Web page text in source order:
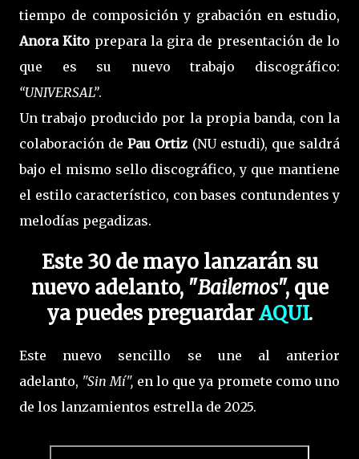
tiempo de composición y grabación en estudio,
Anora Kito prepara la gira de presentación de lo
que es su nuevo trabajo discográfico:
“UNIVERSAL”.
Un trabajo producido por la propia banda, con la
colaboración de Pau Ortiz (NU estudi), que saldrá
bajo el mismo sello discográfico, y que mantiene
el estilo característico, con bases contundentes y
melodías pegadizas.
Este 30 de mayo lanzarán su
nuevo adelanto, "Bailemos", que
ya puedes preguardarAQUI.
Este nuevo sencillo se une al anterior
adelanto, "Sin Mí", en lo que ya promete como uno
de los lanzamientos estrella de 2025.